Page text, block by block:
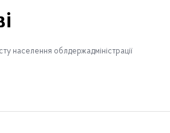
населення облдержадміністрації